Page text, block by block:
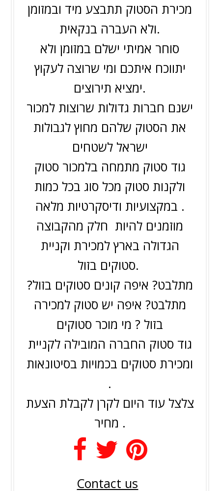
מכירת הסטוק תתבצע מיד ובמזומן
ולא העברה בנקאית.
סוחר אמיתי ישלם במזומן ולא
יתווכח איתכם ומי שרוצה לעקוץ
ימציא תירוצים.
ישנם חברות גדולות שרוצות למכור
את הסטוק שלהם מחוץ לגבולות
ישראל לשטחים
גוד סטוק מתמחה בלמכור סטוק
ולקנות סטוק מכל סוג בכל כמות
במקצועיות ודיסקרטיות מלאה .
מוזמנים להיות חלק מהקבוצה
הגדולה בארץ למכירת וקניית
סטוקים בזול.
מתלבט? איפה קונים סטוקים בזול?
מתלבט? איפה יש סטוק למכירה
בזול ? מי מוכר סטוקים
גוד סטוק החברה המובילה לקניית
ומכירת סטוקים בכמויות בסיטונאות
.
צלצל עוד היום לקרן לקבלת הצעת
מחיר .
Contact us